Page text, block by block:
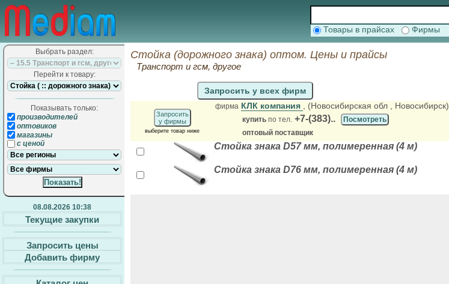
Товары в прайсах Фирмы
Выбрать раздел:
Перейти к товару:
Показывать только:
производителей
оптовиков
магазины
с ценой
08.08.2026 10:38
Текущие закупки
Запросить цены
Добавить фирму
Стойка (дорожного знака) оптом. Цены и прайсы
Транспорт и гсм, другое
Запросить у всех фирм
Запросить
у фирмы
выберите товар ниже
фирма КЛК компания , (Новосибирская обл , Новосибирск)
купить по тел. +7-(383)..
Посмотреть
оптовый поставщик
Стойка знака D57 мм, полимеренная (4 м)
Стойка знака D76 мм, полимеренная (4 м)